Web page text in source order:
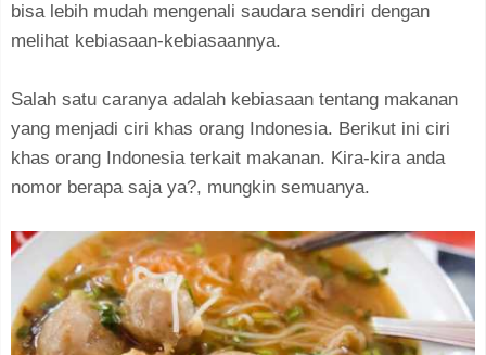
bisa lebih mudah mengenali saudara sendiri dengan
melihat kebiasaan-kebiasaannya.
Salah satu caranya adalah kebiasaan tentang makanan
yang menjadi ciri khas orang Indonesia. Berikut ini ciri
khas orang Indonesia terkait makanan. Kira-kira anda
nomor berapa saja ya?, mungkin semuanya.